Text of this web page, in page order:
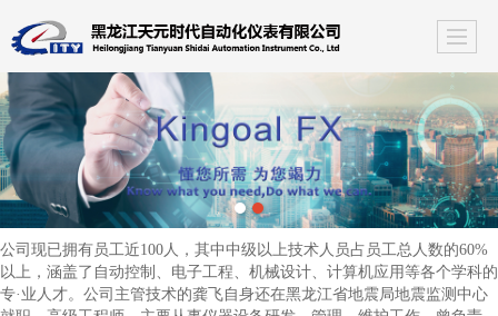
公司现已拥有员工近100人，其中中级以上技术人员占员工总人数的60%
以上，涵盖了自动控制、电子工程、机械设计、计算机应用等各个学科的
专·业人才。公司主管技术的龚飞自身还在黑龙江省地震局地震监测中心